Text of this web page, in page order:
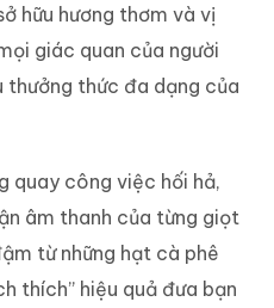
hữu hương thơm và vị
giác quan của người
thưởng thức đa dạng của
quay công việc hối hả,
âm thanh của từng giọt
từ những hạt cà phê
thích” hiệu quả đưa bạn